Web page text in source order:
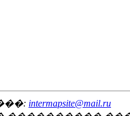
intermapsite@mail.ru